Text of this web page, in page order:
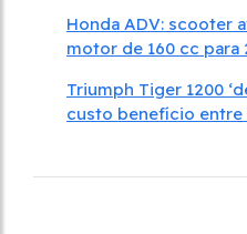
Honda ADV: scooter
motor de 160 cc para
Triumph Tiger 1200
custo benefício